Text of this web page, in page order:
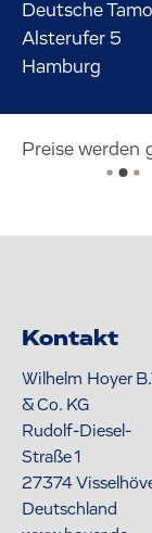
Deutsche
Alsterufer 5
Hamburg
Preise werden
Kontakt
Wilhelm Hoyer
& Co. KG
Rudolf-Diesel-
Straße 1
27374
Deutschland